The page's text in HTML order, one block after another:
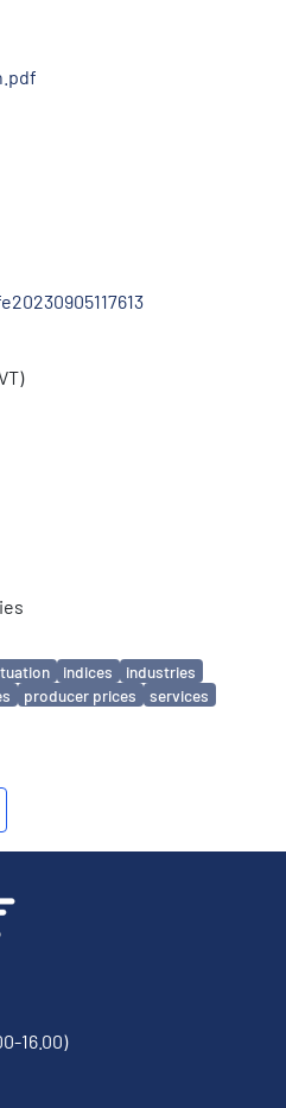
indices
industries
producer prices
services
16.00)